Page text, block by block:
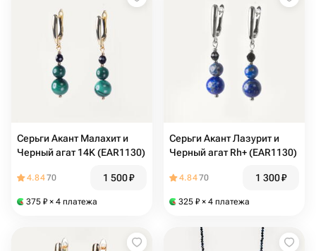
Серьги Акант Малахит и
Черный агат 14K (EAR1130)
4.8470 1 500₽
375 ₽ × 4 платежа
Серьги Акант Лазурит и
Черный агат Rh+ (EAR1130)
4.8470 1 300₽
325 ₽ × 4 платежа